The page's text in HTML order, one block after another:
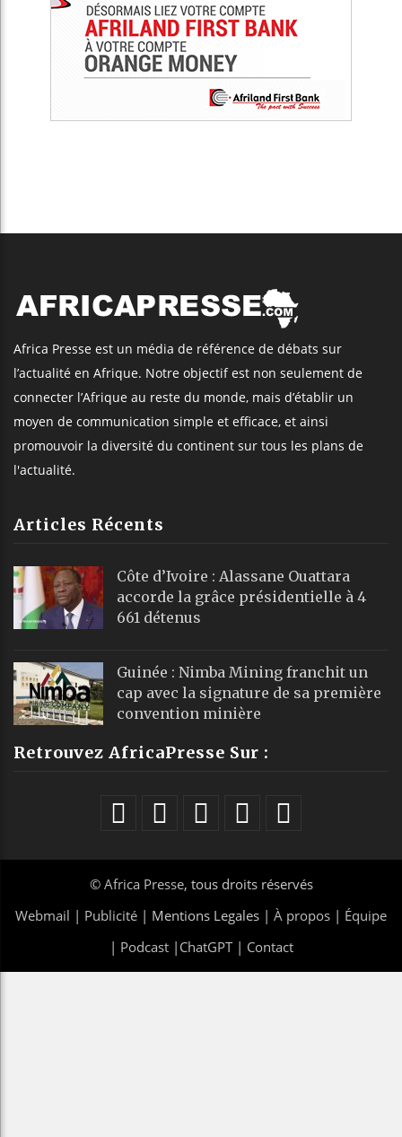
Africa Presse est un média de référence de débats sur
l’actualité en Afrique. Notre objectif est non seulement de
connecter l’Afrique au reste du monde, mais d’établir un
moyen de communication simple et efficace, et ainsi
promouvoir la diversité du continent sur tous les plans de
l'actualité.
Articles Récents
Côte d’Ivoire : Alassane Ouattara
accorde la grâce présidentielle à 4
661 détenus
Guinée : Nimba Mining franchit un
cap avec la signature de sa première
convention minière
Retrouvez AfricaPresse Sur :
© Africa Presse, tous droits réservés
Webmail | Publicité | Mentions Legales | À propos | Équipe
| Podcast| ChatGPT| Contact